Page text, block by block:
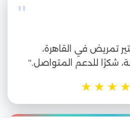
"
تمريض في القاهرة،
شكرًا للدعم المتواصل."
★
★
★
★